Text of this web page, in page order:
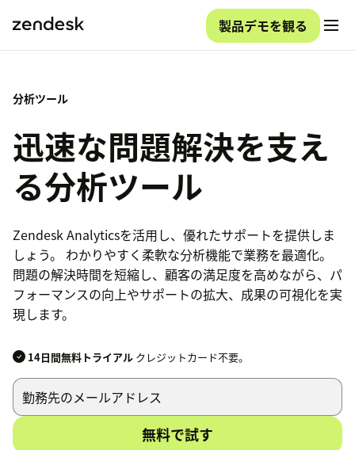
製品デモを観る
分析ツール
迅速な問題解決を支え
る分析ツール
Zendesk Analyticsを活用し、優れたサポートを提供しま
しょう。 わかりやすく柔軟な分析機能で業務を最適化。
問題の解決時間を短縮し、顧客の満足度を高めながら、パ
フォーマンスの向上やサポートの拡大、成果の可視化を実
現します。
14日間無料トライアル クレジットカード不要。
無料で試す